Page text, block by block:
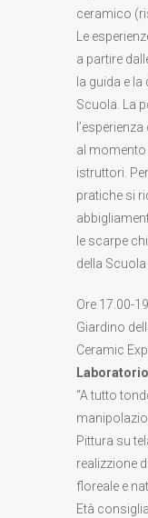
ceramico
Le
a partire
la guida e
Scuola. La
al momento
istruttori.
pratiche si
le scarpe
della
Ore 17.00-
Giardino
Ceramic
“A tutto
Pittura su
realizzione
floreale e
Età